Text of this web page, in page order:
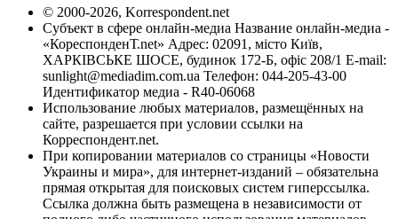
© 2000-2026, Korrespondent.net
Субъект в сфере онлайн-медиа Название онлайн-медиа -
«КореспонденТ.net» Адрес: 02091, місто Київ,
ХАРКІВСЬКЕ ШОСЕ, будинок 172-Б, офіс 208/1 E-mail:
sunlight@mediadim.com.ua Телефон: 044-205-43-00
Идентификатор медиа - R40-06068
Использование любых материалов, размещённых на
сайте, разрешается при условии ссылки на
Корреспондент.net.
При копировании материалов со страницы «Новости
Украины и мира», для интернет-изданий – обязательна
прямая открытая для поисковых систем гиперссылка.
Ссылка должна быть размещена в независимости от